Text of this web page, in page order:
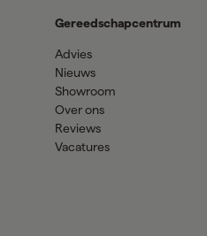
Gereedschapcentrum
Advies
Nieuws
Showroom
Over ons
Reviews
Vacatures